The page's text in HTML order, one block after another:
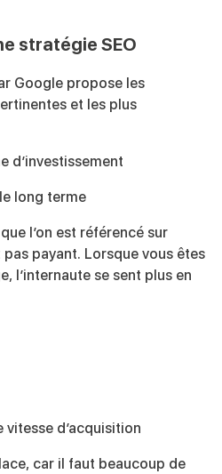
stratégie SEO
Google propose les
et les plus
d’investissement
long terme
l’on est référencé sur
pas payant. Lorsque vous êtes
l’internaute se sent plus en
vitesse d’acquisition
car il faut beaucoup de